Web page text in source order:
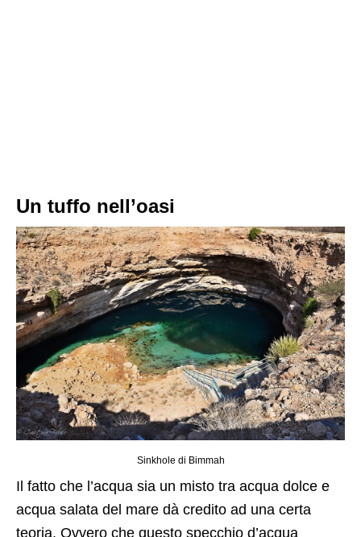
Un tuffo nell’oasi
Sinkhole di Bimmah
Il fatto che l’acqua sia un misto tra acqua dolce e
acqua salata del mare dà credito ad una certa
teoria. Ovvero che questo specchio d’acqua